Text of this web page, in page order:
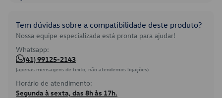
Tem dúvidas sobre a compatibilidade deste produto?
Nossa equipe especializada está pronta para ajudar!
Whatsapp:
(41) 99125-2143
(apenas mensagens de texto, não atendemos ligações)
Horário de atendimento:
Segunda à sexta, das 8h às 17h.